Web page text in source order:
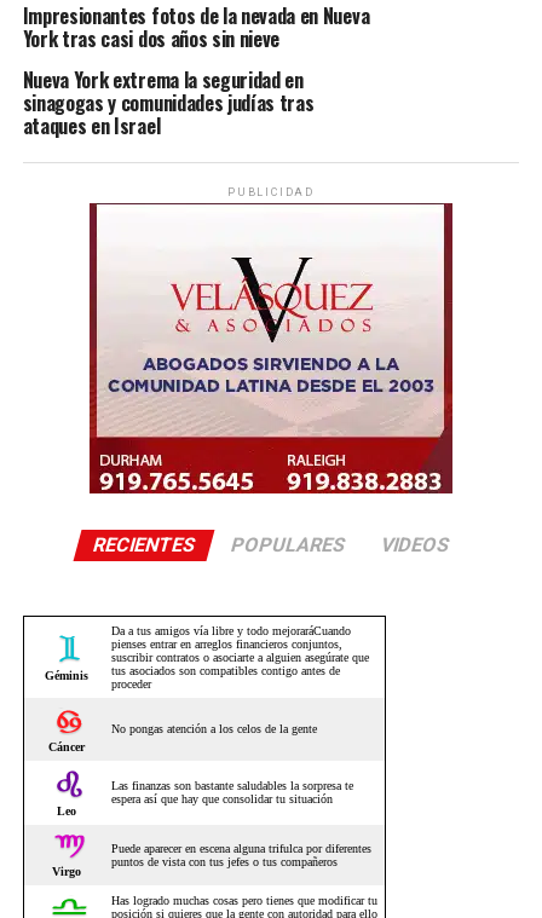
Impresionantes fotos de la nevada en Nueva
York tras casi dos años sin nieve
Nueva York extrema la seguridad en
sinagogas y comunidades judías tras
ataques en Israel
PUBLICIDAD
RECIENTES POPULARES VIDEOS